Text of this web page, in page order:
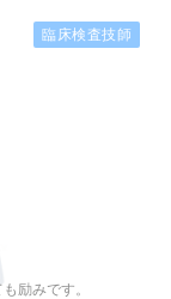
励みです。
臨床検査技師